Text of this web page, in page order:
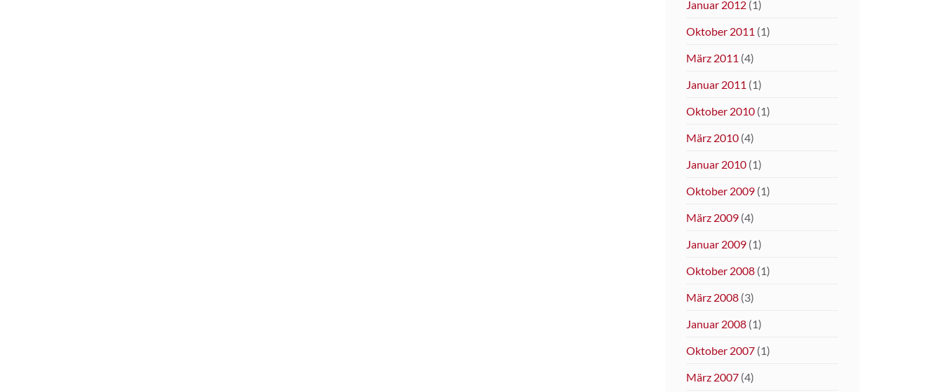
Januar 2012(1)
Oktober 2011 (1)
März 2011 (4)
Januar 2011 (1)
Oktober 2010(1)
März 2010(4)
Januar 2010(1)
Oktober 2009(1)
März 2009(4)
Januar 2009(1)
Oktober 2008(1)
März 2008(3)
Januar 2008(1)
Oktober 2007(1)
März 2007(4)